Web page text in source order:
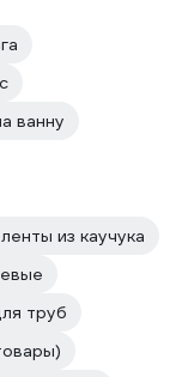
ванну
из каучука
труб